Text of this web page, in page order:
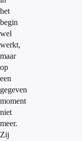
het
begin
wel
werkt,
maar
op
een
gegeven
moment
niet
meer.
Zij